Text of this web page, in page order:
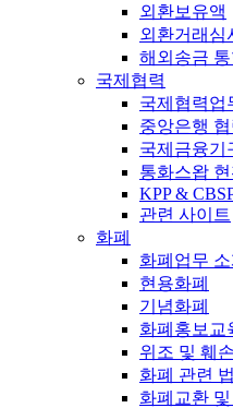
외환보유액
외환거래심
해외송금
국제협력
국제협력업
중앙은행
국제금융기
통화스왑
KPP &
관련 사이트
화폐
화폐업무 소
현용화폐
기념화폐
화폐홍보교
위조 및 훼손
화폐 관련
화폐교환